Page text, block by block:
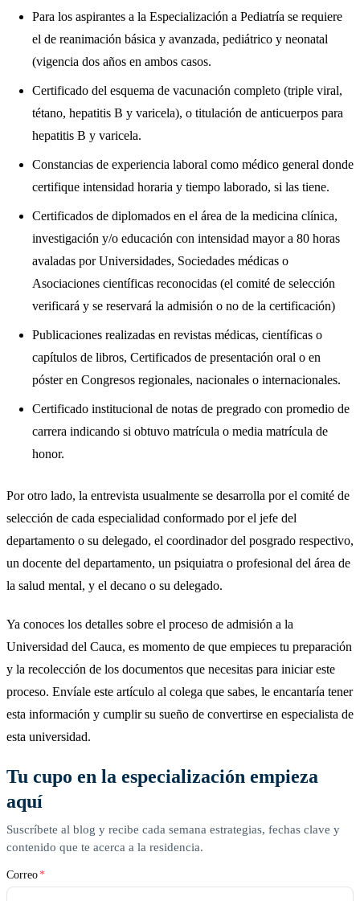
Para los aspirantes a la Especialización a Pediatría se requiere
el de reanimación básica y avanzada, pediátrico y neonatal
(vigencia dos años en ambos casos.
Certificado del esquema de vacunación completo (triple viral,
tétano, hepatitis B y varicela), o titulación de anticuerpos para
hepatitis B y varicela.
Constancias de experiencia laboral como médico general donde
certifique intensidad horaria y tiempo laborado, si las tiene.
Certificados de diplomados en el área de la medicina clínica,
investigación y/o educación con intensidad mayor a 80 horas
avaladas por Universidades, Sociedades médicas o
Asociaciones científicas reconocidas (el comité de selección
verificará y se reservará la admisión o no de la certificación)
Publicaciones realizadas en revistas médicas, científicas o
capítulos de libros, Certificados de presentación oral o en
póster en Congresos regionales, nacionales o internacionales.
Certificado institucional de notas de pregrado con promedio de
carrera indicando si obtuvo matrícula o media matrícula de
honor.
Por otro lado, la entrevista usualmente se desarrolla por el comité de
selección de cada especialidad conformado por el jefe del
departamento o su delegado, el coordinador del posgrado respectivo,
un docente del departamento, un psiquiatra o profesional del área de
la salud mental, y el decano o su delegado.
Ya conoces los detalles sobre el proceso de admisión a la
Universidad del Cauca, es momento de que empieces tu preparación
y la recolección de los documentos que necesitas para iniciar este
proceso. Envíale este artículo al colega que sabes, le encantaría tener
esta información y cumplir su sueño de convertirse en especialista de
esta universidad.
Tu cupo en la especialización empieza
aquí
Suscríbete al blog y recibe cada semana estrategias, fechas clave y
contenido que te acerca a la residencia.
Correo *